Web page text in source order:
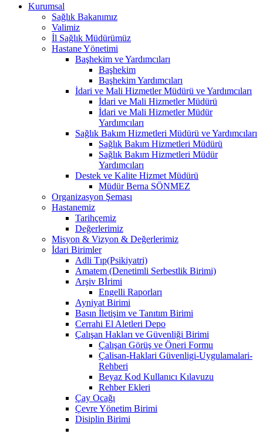
Kurumsal
Sağlık Bakanımız
Valimiz
İl Sağlık Müdürümüz
Hastane Yönetimi
Başhekim ve Yardımcıları
Başhekim
Başhekim Yardımcıları
İdari ve Mali Hizmetler Müdürü ve Yardımcıları
İdari ve Mali Hizmetler Müdürü
İdari ve Mali Hizmetler Müdür
Yardımcıları
Sağlık Bakım Hizmetleri Müdürü ve Yardımcıları
Sağlık Bakım Hizmetleri Müdürü
Sağlık Bakım Hizmetleri Müdür
Yardımcıları
Destek ve Kalite Hizmet Müdürü
Müdür Berna SÖNMEZ
Organizasyon Şeması
Hastanemiz
Tarihçemiz
Değerlerimiz
Misyon & Vizyon & Değerlerimiz
İdari Birimler
Adli Tıp(Psikiyatri)
Amatem (Denetimli Serbestlik Birimi)
Arşiv Bİrimi
Engelli Raporları
Ayniyat Birimi
Basın İletişim ve Tanıtım Birimi
Cerrahi El Aletleri Depo
Çalışan Hakları ve Güvenliği Birimi
Çalışan Görüş ve Öneri Formu
Çalisan-Haklari Güvenligi-Uygulamalari-
Rehberi
Beyaz Kod Kullanıcı Kılavuzu
Rehber Ekleri
Çay Ocağı
Çevre Yönetim Birimi
Disiplin Birimi